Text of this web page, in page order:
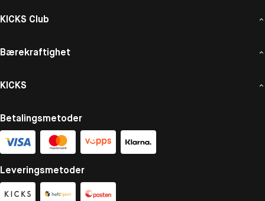
KICKS Club
Bærekraftighet
KICKS
Betalingsmetoder
Leveringsmetoder